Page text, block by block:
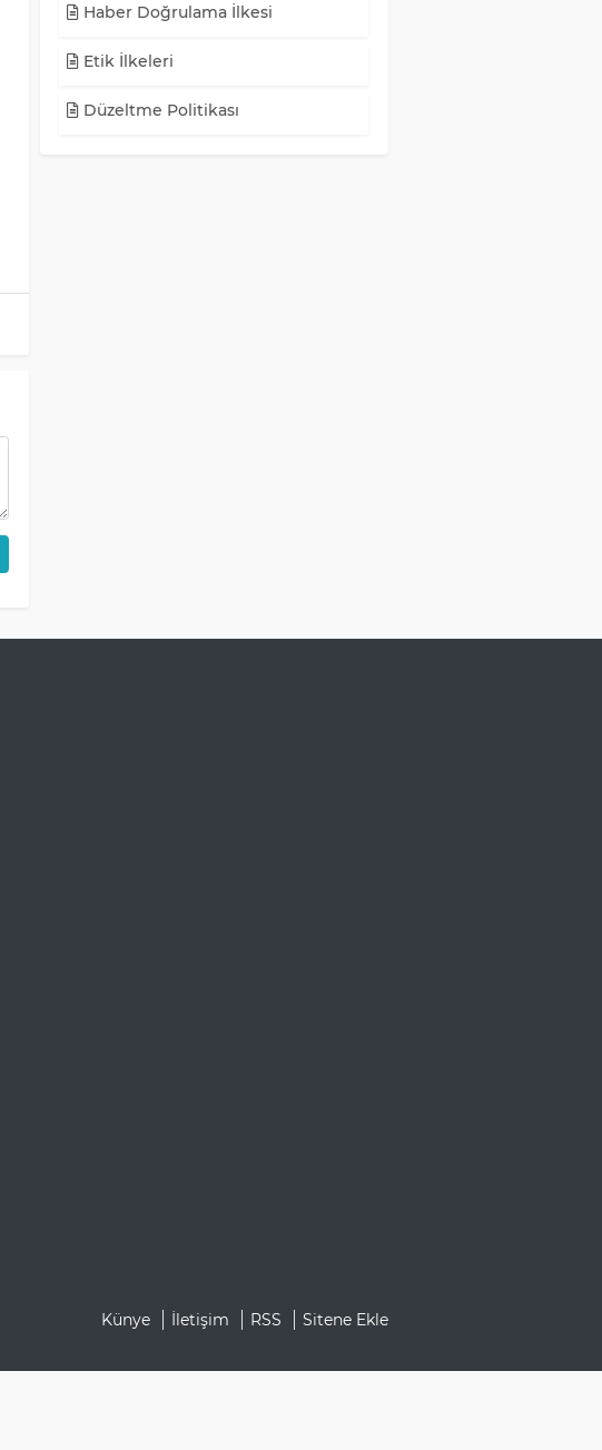
Haber Doğrulama İlkesi
Etik İlkeleri
Düzeltme Politikası
Künye İletişim RSS Sitene Ekle